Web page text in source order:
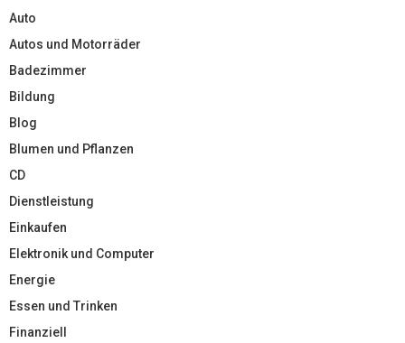
Auto
Autos und Motorräder
Badezimmer
Bildung
Blog
Blumen und Pflanzen
CD
Dienstleistung
Einkaufen
Elektronik und Computer
Energie
Essen und Trinken
Finanziell